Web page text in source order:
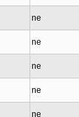
ne
ne
ne
ne
ne